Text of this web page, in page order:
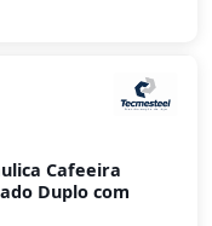
Cafeeira
Duplo com